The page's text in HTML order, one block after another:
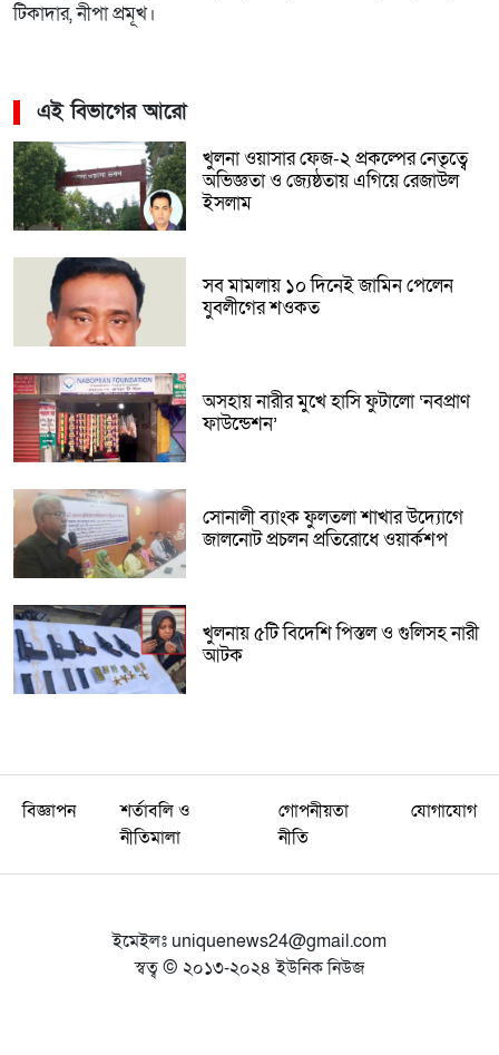
টিকাদার, নীপা প্রমূখ।
এই বিভাগের আরো
খুলনা ওয়াসার ফেজ-২ প্রকল্পের নেতৃত্বে
অভিজ্ঞতা ও জ্যেষ্ঠতায় এগিয়ে রেজাউল
ইসলাম
সব মামলায় ১০ দিনেই জামিন পেলেন
যুবলীগের শওকত
অসহায় নারীর মুখে হাসি ফুটালো ‘নবপ্রাণ
ফাউন্ডেশন’
সোনালী ব্যাংক ফুলতলা শাখার উদ্যোগে
জালনোট প্রচলন প্রতিরোধে ওয়ার্কশপ
খুলনায় ৫টি বিদেশি পিস্তল ও গুলিসহ নারী
আটক
বিজ্ঞাপন
শর্তাবলি ও
নীতিমালা
গোপনীয়তা
নীতি
যোগাযোগ
ইমেইলঃ uniquenews24@gmail.com
স্বত্ব © ২০১৩-২০২৪ ইউনিক নিউজ